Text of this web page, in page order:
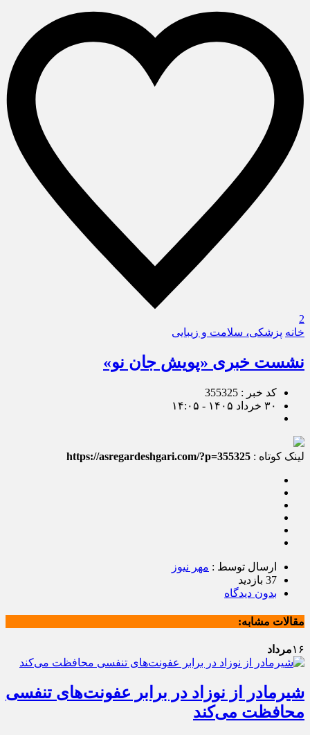
2
خانه پزشکی، سلامت و زیبایی
نشست خبری «پویش جان نو»
کد خبر : 355325
۳۰ خرداد ۱۴۰۵ - ۱۴:۰۵
لینک کوتاه : https://asregardeshgari.com/?p=355325
ارسال توسط : مهر نیوز
37 بازدید
بدون دیدگاه
مقالات مشابه:
۱۶مرداد
شیرمادر از نوزاد در برابر عفونت‌های تنفسی
محافظت می‌کند